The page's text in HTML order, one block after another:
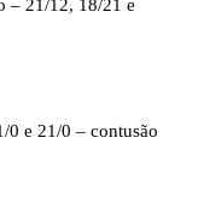
0 e 21/0 – contusão